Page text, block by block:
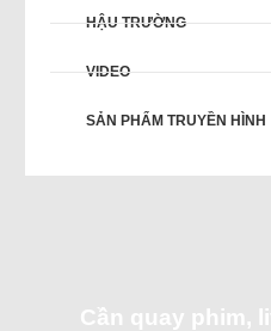
HẬU TRƯỜNG
VIDEO
SẢN PHẨM TRUYỀN HÌNH
Cần quay phim,